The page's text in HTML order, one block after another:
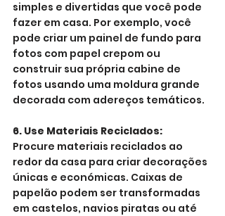
simples e divertidas que você pode
fazer em casa. Por exemplo, você
pode criar um painel de fundo para
fotos com papel crepom ou
construir sua própria cabine de
fotos usando uma moldura grande
decorada com adereços temáticos.
6. Use Materiais Reciclados:
Procure materiais reciclados ao
redor da casa para criar decorações
únicas e económicas. Caixas de
papelão podem ser transformadas
em castelos, navios piratas ou até